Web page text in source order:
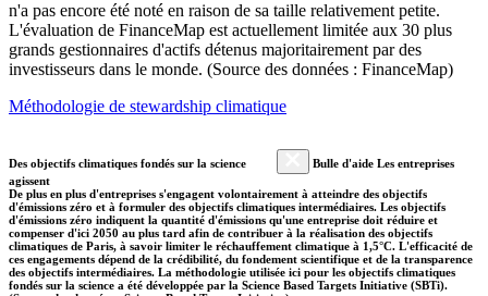
n'a pas encore été noté en raison de sa taille relativement petite.
L'évaluation de FinanceMap est actuellement limitée aux 30 plus
grands gestionnaires d'actifs détenus majoritairement par des
investisseurs dans le monde. (Source des données : FinanceMap)
Méthodologie de stewardship climatique
Des objectifs climatiques fondés sur la science
Bulle d'aide Les entreprises
agissent
De plus en plus d'entreprises s'engagent volontairement à atteindre des objectifs
d'émissions zéro et à formuler des objectifs climatiques intermédiaires. Les objectifs
d'émissions zéro indiquent la quantité d'émissions qu'une entreprise doit réduire et
compenser d'ici 2050 au plus tard afin de contribuer à la réalisation des objectifs
climatiques de Paris, à savoir limiter le réchauffement climatique à 1,5°C. L'efficacité de
ces engagements dépend de la crédibilité, du fondement scientifique et de la transparence
des objectifs intermédiaires. La méthodologie utilisée ici pour les objectifs climatiques
fondés sur la science a été développée par la Science Based Targets Initiative (SBTi).